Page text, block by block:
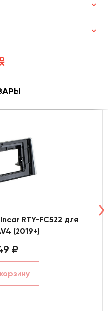
RTY-FC522 для
(2019+)
₽